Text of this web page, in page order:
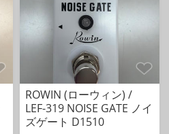
ROWIN (ローウィン) /
LEF-319 NOISE GATE ノイ
ズゲート D1510